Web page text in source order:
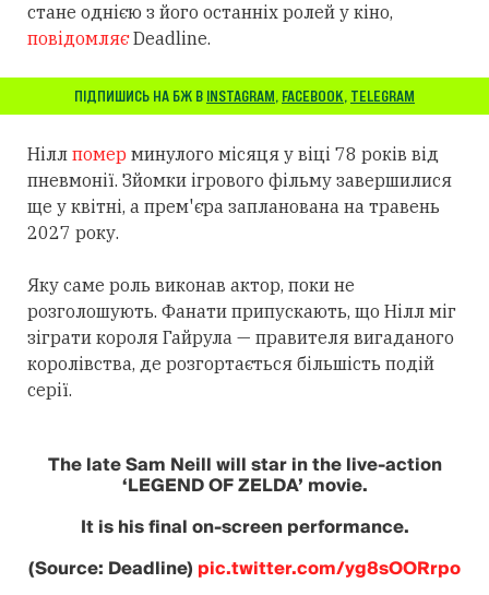
стане однією з його останніх ролей у кіно,
повідомляєDeadline.
ПІДПИШИСЬ НА БЖ В INSTAGRAM, FACEBOOK, TELEGRAM
Нілл помер минулого місяця у віці 78 років від
пневмонії. Зйомки ігрового фільму завершилися
ще у квітні, а прем'єра запланована на травень
2027 року.
Яку саме роль виконав актор, поки не
розголошують. Фанати припускають, що Нілл міг
зіграти короля Гайрула — правителя вигаданого
королівства, де розгортається більшість подій
серії.
The late Sam Neill will star in the live-action
‘LEGEND OF ZELDA’ movie.
It is his final on-screen performance.
(Source: Deadline) pic.twitter.com/yg8sOORrpo